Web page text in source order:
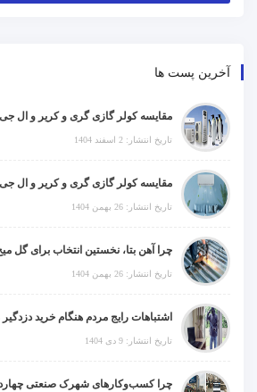
آخرین پست ها
تاریخ انتشار: 2 اسفند 1404
تاریخ انتشار: 26 بهمن 1404
تاریخ انتشار: 26 بهمن 1404
اشتباهات رایج مردم هنگام خرید
تاریخ انتشار: 9 دی 1404